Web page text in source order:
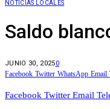
NOTICIAS LOCALES
Saldo
JUNIO 30, 20250
Facebook Twitter WhatsApp Email
Facebook Twitter Email